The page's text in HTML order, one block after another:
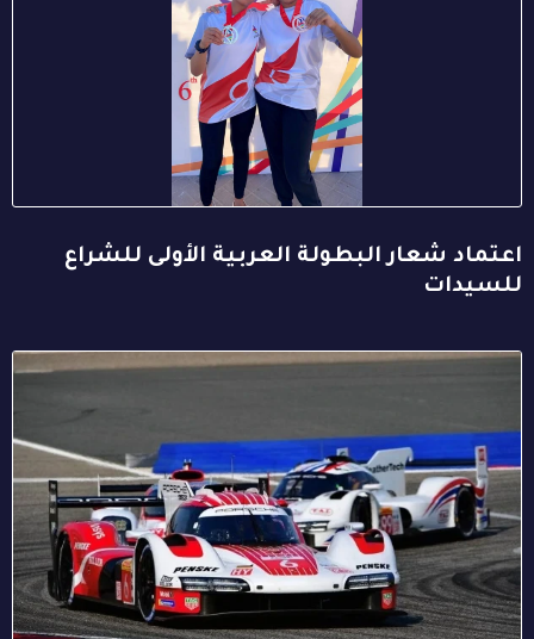
اعتماد شعار البطولة العربية الأولى للشراع
للسيدات